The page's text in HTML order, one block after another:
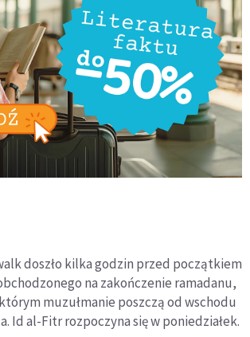
doszło kilka godzin przed początkiem
na zakończenie ramadanu,
muzułmanie poszczą od wschodu
Id al-Fitr rozpoczyna się w poniedziałek.